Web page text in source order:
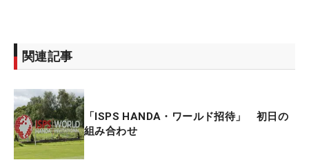
ついて明るい声でこう話す。目標とする米国男子ツ
アー参戦へ向けての“武者修行”は充実している。
ここまで欧州で12試合に出場。そのうちの1試合、
直近のメジャー大会「全英オープン」は、2日目に
「69」を出して予選通過を果たした。そこから一時
日本に戻り、しっかり英気を養って再び英国の地を
関連記事
「ISPS HANDA・ワールド招待」 初日の
組み合わせ